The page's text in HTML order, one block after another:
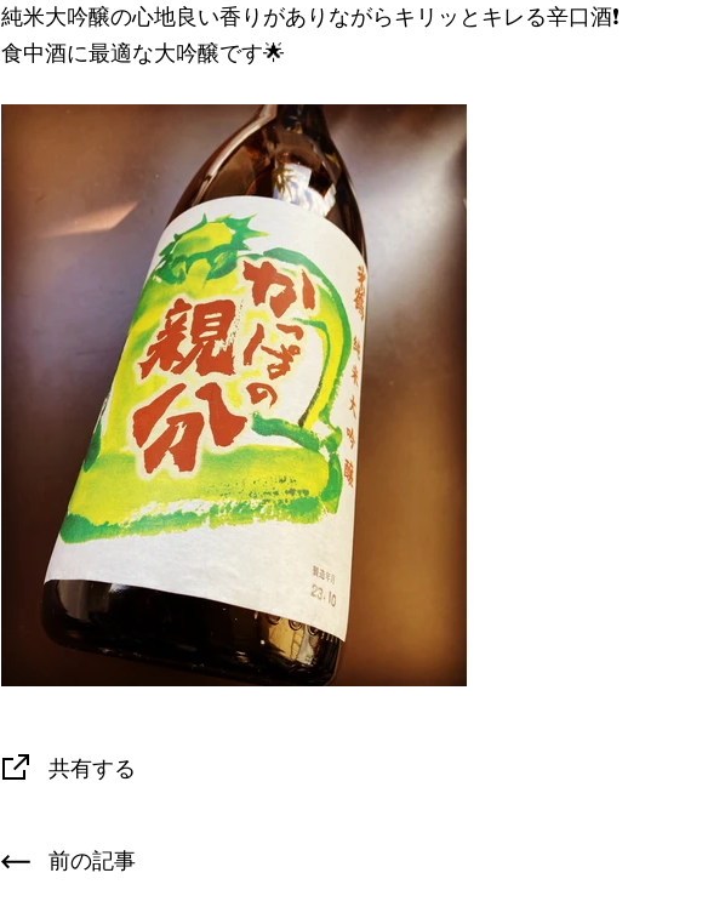
純米大吟醸の心地良い香りがありながらキリッとキレる辛口酒❗️
食中酒に最適な大吟醸です🌟
共有する
前の記事